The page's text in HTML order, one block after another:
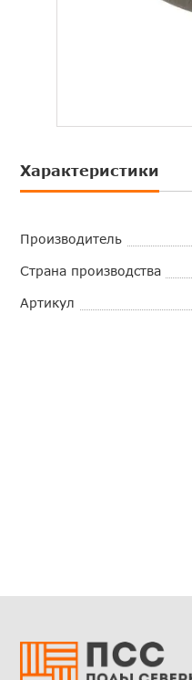
Характеристики
Производитель
Страна производства
Артикул